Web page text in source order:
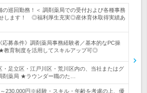
巡回勤務！＜ 調剤薬局での受付および各種事務
します！ ◎福利厚生充実◎産休育休取得実績あ
応募条件》調剤薬局事務経験者／基本的なPC操
教育制度を活用してスキルアップ可◎
・足立区・江戸川区・荒川区内の、当社またはグ
剤薬局 ★ラウンダー職のた…
230,000円※経験・スキル・年齢を考慮の上、優